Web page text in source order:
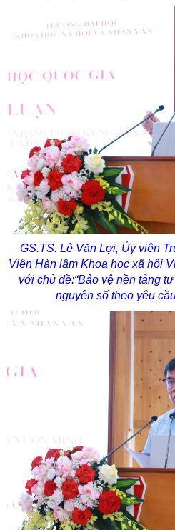
GS.TS. Lê Văn Lợi, Ủy viên
Viện Hàn lâm Khoa học xã hội
với chủ đề:“Bảo vệ nền tảng
nguyên số theo yêu